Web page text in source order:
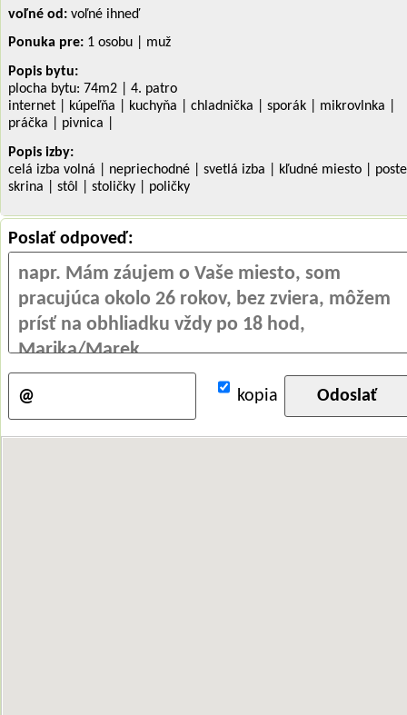
voľné od: voľné ihneď
Ponuka pre: 1 osobu | muž
Popis bytu:
plocha bytu: 74m2 | 4. patro
internet | kúpeľňa | kuchyňa | chladnička | sporák | mikrovlnka |
práčka | pivnica |
Popis izby:
celá izba volná | nepriechodné | svetlá izba | kľudné miesto |
skrina | stôl | stoličky | poličky
Poslať odpoveď:
kopia